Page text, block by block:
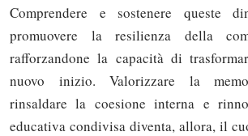
Comprendere e sostenere queste
promuovere la resilienza della
rafforzandone la capacità di
nuovo inizio. Valorizzare la
rinsaldare la coesione interna e
educativa condivisa diventa, allora, il